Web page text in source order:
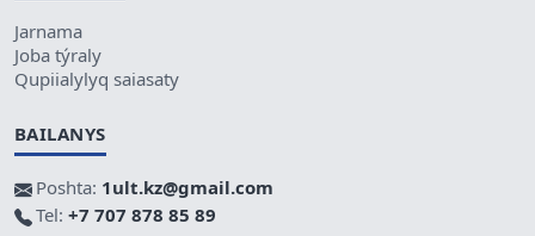
Jarnama
Joba týraly
Qupiialylyq saiasaty
BAILANYS
Poshta: 1ult.kz@gmail.com
Tel: +7 707 878 85 89